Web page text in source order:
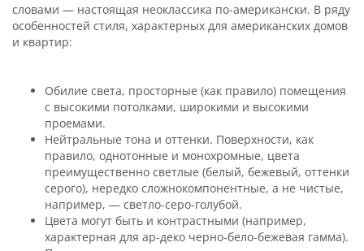
словами — настоящая неоклассика по-американски. В ряду
особенностей стиля, характерных для американских домов
и квартир:
Обилие света, просторные (как правило) помещения
с высокими потолками, широкими и высокими
проемами.
Нейтральные тона и оттенки. Поверхности, как
правило, однотонные и монохромные, цвета
преимущественно светлые (белый, бежевый, оттенки
серого), нередко сложнокомпонентные, а не чистые,
например, — светло-серо-голубой.
Цвета могут быть и контрастными (например,
характерная для ар-деко черно-бело-бежевая гамма).